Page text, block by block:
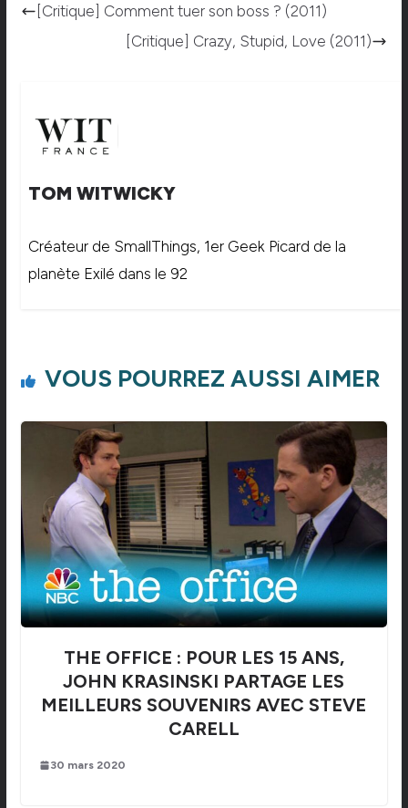
[Critique] Comment tuer son boss ? (2011)
[Critique] Crazy, Stupid, Love (2011)
TOM WITWICKY
Créateur de SmallThings, 1er Geek Picard de la
planète Exilé dans le 92
VOUS POURREZ AUSSI AIMER
THE OFFICE : POUR LES 15 ANS,
JOHN KRASINSKI PARTAGE LES
MEILLEURS SOUVENIRS AVEC STEVE
CARELL
30 mars 2020